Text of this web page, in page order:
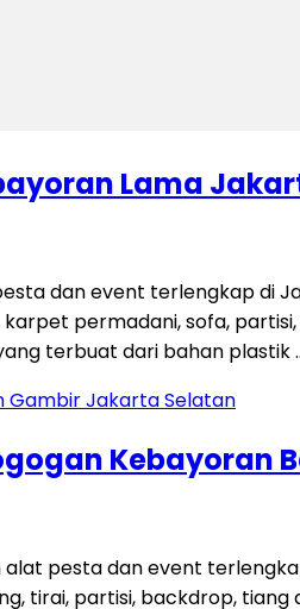
Lama
dan event terlengkap di
permadani, sofa,
terbuat dari bahan plastik
Kebayoran
pesta dan event
tirai, partisi, backdrop,